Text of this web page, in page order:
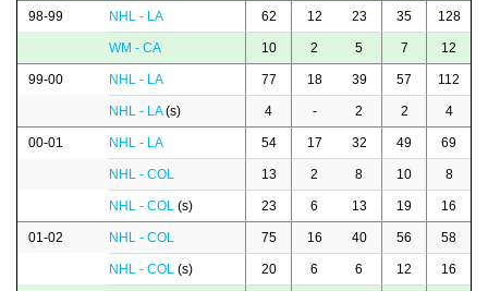
98-99 NHL - LA 62 12 23 35 128
WM - CA 10 2 5 7 12
99-00 NHL - LA 77 18 39 57 112
NHL - LA(s) 4 - 2 2 4
00-01 NHL - LA 54 17 32 49 69
NHL - COL 13 2 8 10 8
NHL - COL (s) 23 6 13 19 16
01-02 NHL - COL 75 16 40 56 58
NHL - COL (s) 20 6 6 12 16